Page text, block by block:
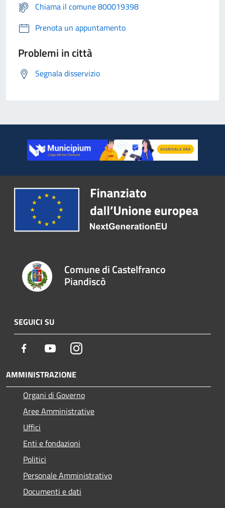
Chiama il comune 800019398
Prenota un appuntamento
Problemi in città
Segnala disservizio
Comune di Castelfranco
Piandiscò
SEGUICI SU
Facebook YoutubeInstagram
AMMINISTRAZIONE
Organi di Governo
Aree Amministrative
Uffici
Enti e fondazioni
Politici
Personale Amministrativo
Documenti e dati